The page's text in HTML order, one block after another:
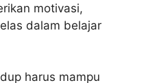
motivasi,
dalam belajar
harus mampu